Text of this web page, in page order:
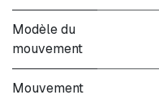
Modèle du
mouvement
Mouvement